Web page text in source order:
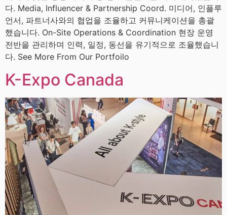
다. Media, Influencer & Partnership Coord. 미디어, 인플루
언서, 파트너사와의 협업을 조율하고 커뮤니케이션을 총괄
했습니다. On-Site Operations & Coordination 현장 운영
전반을 관리하며 인력, 일정, 동선을 유기적으로 조율했습니
다. See More From Our Portfoilo
K-Expo Canada